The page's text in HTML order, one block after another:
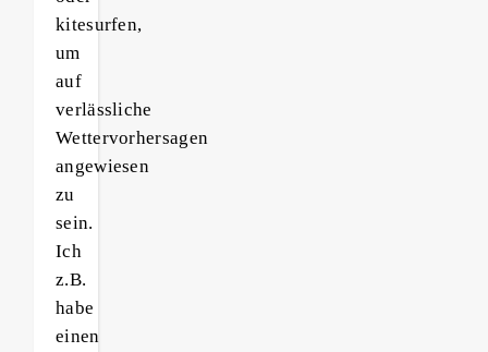
kitesurfen,
um
auf
verlässliche
Wettervorhersagen
angewiesen
zu
sein.
Ich
z.B.
habe
einen